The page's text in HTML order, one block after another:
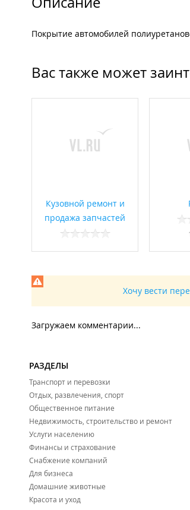
Покрытие автомобилей
Вас также может
Кузовной ремонт и
продажа запчастей
Хочу вести
Загружаем комментарии...
РАЗДЕЛЫ
Транспорт и перевозки
Отдых, развлечения, спорт
Общественное питание
Недвижимость, строительство и ремонт
Услуги населению
Финансы и страхование
Снабжение компаний
Для бизнеса
Домашние животные
Красота и уход